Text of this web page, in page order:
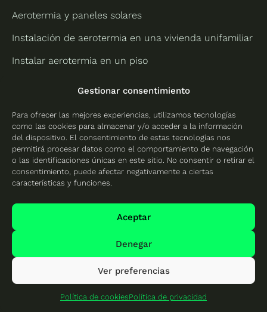
Gestionar consentimiento
Para ofrecer las mejores experiencias, utilizamos tecnologías
como las cookies para almacenar y/o acceder a la información
del dispositivo. El consentimiento de estas tecnologías nos
permitirá procesar datos como el comportamiento de navegación
o las identificaciones únicas en este sitio. No consentir o retirar el
consentimiento, puede afectar negativamente a ciertas
características y funciones.
Aceptar
Denegar
Ver preferencias
Política de cookiesPolítica de privacidad
Aerotermia y paneles solares
Instalación de aerotermia en una vivienda unifamiliar
Instalar aerotermia en un piso
Instalar Geotermia
Placas solares en Sevilla
Placas solares en Cádiz
Aragón
Zaragoza